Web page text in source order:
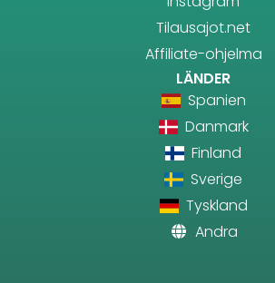
Tilausajot.net
Affiliate-ohjelma
LÄNDER
Spanien
Danmark
Finland
Sverige
Tyskland
Andra